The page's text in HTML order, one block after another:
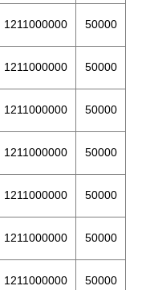
1211000000 50000
1211000000 50000
1211000000 50000
1211000000 50000
1211000000 50000
1211000000 50000
1211000000 50000